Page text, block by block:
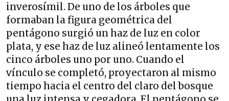
inverosímil. De uno de los árboles que
formaban la figura geométrica del
pentágono surgió un haz de luz en color
plata, y ese haz de luz alineó lentamente los
cinco árboles uno por uno. Cuando el
vínculo se completó, proyectaron al mismo
tiempo hacia el centro del claro del bosque